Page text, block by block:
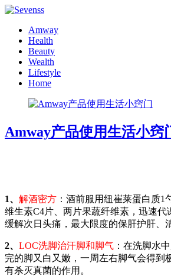
Amway
Health
Beauty
Wealth
Lifestyle
Home
Amway产品使用生活小窍
1、 解酒密方 ：酒前服用纽崔莱蛋白质1
维生素C4片、两片果蔬纤维素，迅速代
缓解次日头痛，最大限度的保肝护肝、
2、 LOC洗脚治汗脚和脚气 ：在洗脚水
完的脚又白又嫩，一周左右脚气会得到
有杀灭真菌的作用。